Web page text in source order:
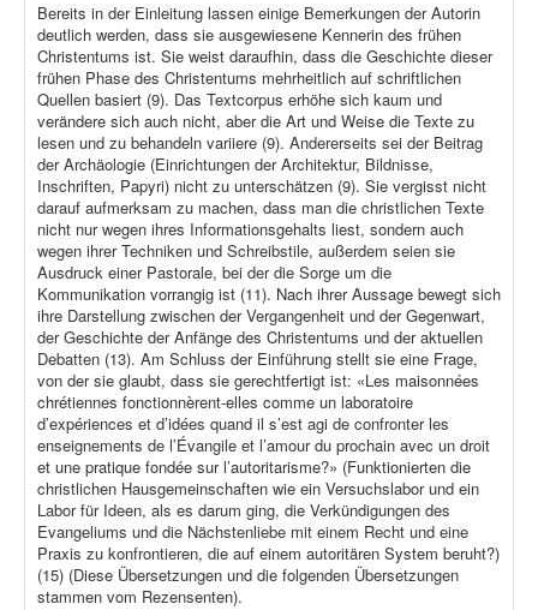
Bereits in der Einleitung lassen einige Bemerkungen der Autorin
deutlich werden, dass sie ausgewiesene Kennerin des frühen
Christentums ist. Sie weist daraufhin, dass die Geschichte dieser
frühen Phase des Christentums mehrheitlich auf schriftlichen
Quellen basiert (9). Das Textcorpus erhöhe sich kaum und
verändere sich auch nicht, aber die Art und Weise die Texte zu
lesen und zu behandeln variiere (9). Andererseits sei der Beitrag
der Archäologie (Einrichtungen der Architektur, Bildnisse,
Inschriften, Papyri) nicht zu unterschätzen (9). Sie vergisst nicht
darauf aufmerksam zu machen, dass man die christlichen Texte
nicht nur wegen ihres Informationsgehalts liest, sondern auch
wegen ihrer Techniken und Schreibstile, außerdem seien sie
Ausdruck einer Pastorale, bei der die Sorge um die
Kommunikation vorrangig ist (11). Nach ihrer Aussage bewegt sich
ihre Darstellung zwischen der Vergangenheit und der Gegenwart,
der Geschichte der Anfänge des Christentums und der aktuellen
Debatten (13). Am Schluss der Einführung stellt sie eine Frage,
von der sie glaubt, dass sie gerechtfertigt ist: «Les maisonnées
chrétiennes fonctionnèrent-elles comme un laboratoire
d’expériences et d’idées quand il s’est agi de confronter les
enseignements de l’Évangile et l’amour du prochain avec un droit
et une pratique fondée sur l’autoritarisme?» (Funktionierten die
christlichen Hausgemeinschaften wie ein Versuchslabor und ein
Labor für Ideen, als es darum ging, die Verkündigungen des
Evangeliums und die Nächstenliebe mit einem Recht und eine
Praxis zu konfrontieren, die auf einem autoritären System beruht?)
(15) (Diese Übersetzungen und die folgenden Übersetzungen
stammen vom Rezensenten).